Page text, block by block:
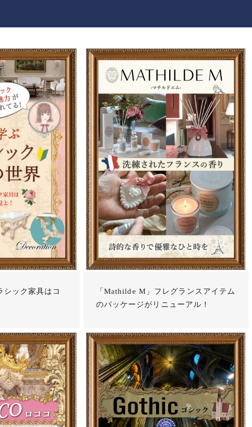
ック家具はコ
「Mathilde M」フレグランスアイテム
のパッケージがリニューアル！